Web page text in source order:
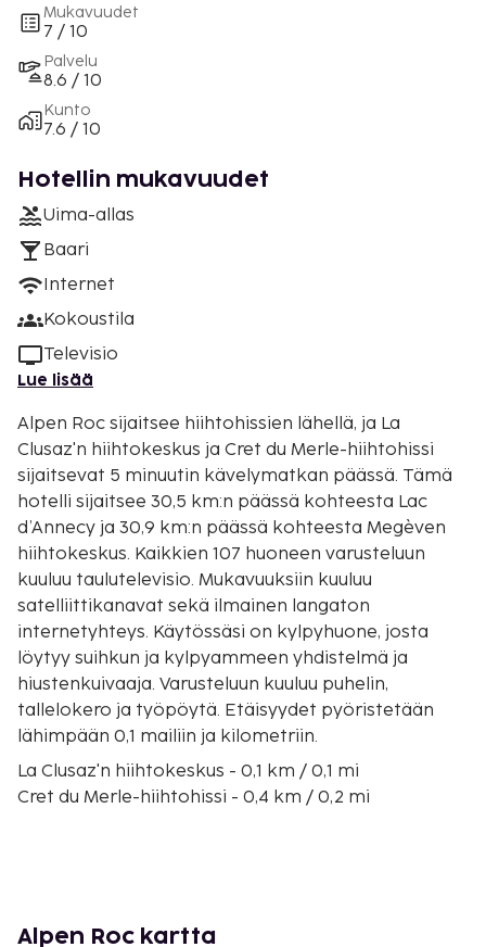
Mukavuudet
7 / 10
Palvelu
8.6 / 10
Kunto
7.6 / 10
Hotellin mukavuudet
Uima-allas
Baari
Internet
Kokoustila
Televisio
Lue lisää
Alpen Roc sijaitsee hiihtohissien lähellä, ja La
Clusaz'n hiihtokeskus ja Cret du Merle-hiihtohissi
sijaitsevat 5 minuutin kävelymatkan päässä. Tämä
hotelli sijaitsee 30,5 km:n päässä kohteesta Lac
d’Annecy ja 30,9 km:n päässä kohteesta Megèven
hiihtokeskus. Kaikkien 107 huoneen varusteluun
kuuluu taulutelevisio. Mukavuuksiin kuuluu
satelliittikanavat sekä ilmainen langaton
internetyhteys. Käytössäsi on kylpyhuone, josta
löytyy suihkun ja kylpyammeen yhdistelmä ja
hiustenkuivaaja. Varusteluun kuuluu puhelin,
tallelokero ja työpöytä. Etäisyydet pyöristetään
lähimpään 0,1 mailiin ja kilometriin.
La Clusaz'n hiihtokeskus - 0,1 km / 0,1 mi
Cret du Merle-hiihtohissi - 0,4 km / 0,2 mi
Le Champ Bleu-hiihtohissi - 0,6 km / 0,4 mi
Alpen Roc kartta